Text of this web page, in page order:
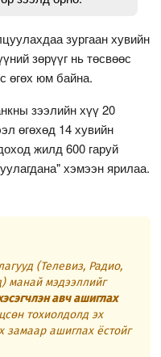
зургаан хувийн
зөрүүг нь төсвөөс
өгөх юм байна.
зээлийн хүү 20
өгөхөд 14 хувийн
жилд 600 гаруй
хэмээн ярилаа.
(Телевиз, Радио,
манай мэдээллийг
авч ашиглах
тохиолдолд эх
замаар ашиглах ёстойг